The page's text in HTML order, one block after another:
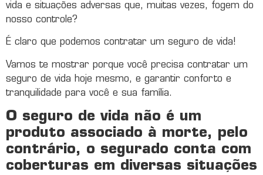
vida e situações adversas que, muitas vezes, fogem do
nosso controle?
É claro que podemos contratar um seguro de vida!
Vamos te mostrar porque você precisa contratar um
seguro de vida hoje mesmo, e garantir conforto e
tranquilidade para você e sua família.
O seguro de vida não é um
produto associado à morte, pelo
contrário, o segurado conta com
coberturas em diversas situações